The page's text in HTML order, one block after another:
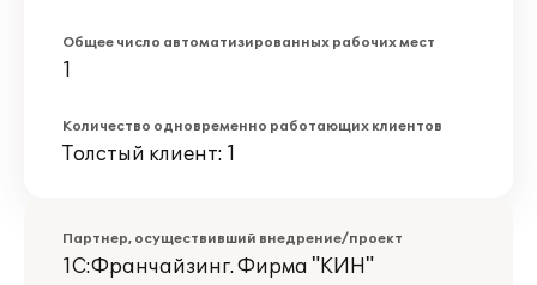
Общее число автоматизированных рабочих мест
1
Количество одновременно работающих клиентов
Толстый клиент: 1
Партнер, осуществивший внедрение/проект
1С:Франчайзинг. Фирма "КИН"